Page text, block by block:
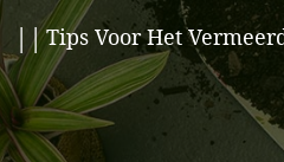
Tips Voor Het